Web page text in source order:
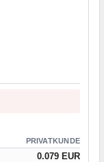
PRIVATKUNDE
0.079 EUR